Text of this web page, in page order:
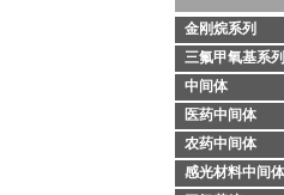
金刚烷系列
三氟甲氧基系
中间体
医药中间体
农药中间体
感光材料中间体